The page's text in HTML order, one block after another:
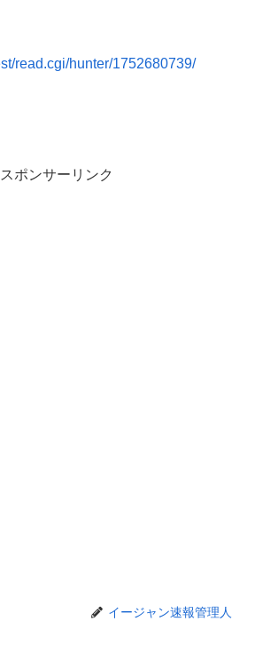
read.cgi/hunter/1752680739/
スポンサーリンク
イージャン速報管理人